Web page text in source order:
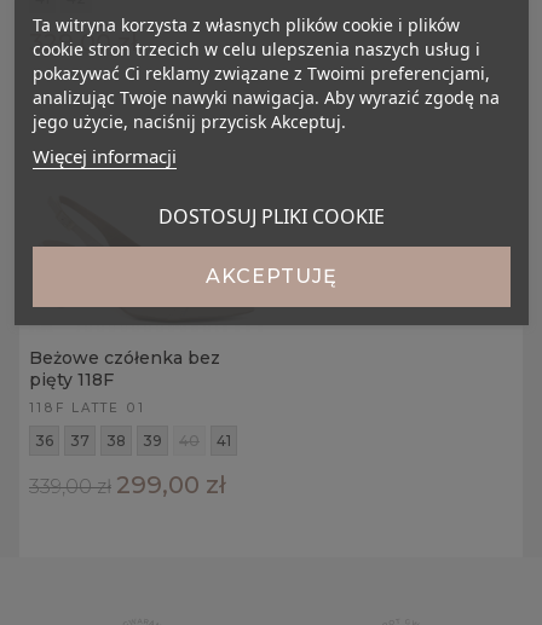
329,00 zł
Beżowe czółenka bez
pięty 118F
118F LATTE 01
36 37 38 39 40 41
339,00 zł 299,00 zł
Ta witryna korzysta z własnych plików cookie i plików
cookie stron trzecich w celu ulepszenia naszych usług i
pokazywać Ci reklamy związane z Twoimi preferencjami,
analizując Twoje nawyki nawigacja. Aby wyrazić zgodę na
jego użycie, naciśnij przycisk Akceptuj.
Więcej informacji
DOSTOSUJ PLIKI COOKIE
AKCEPTUJĘ